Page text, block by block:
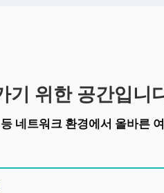
기 위한 공간입니
네트워크 환경에서 올바른